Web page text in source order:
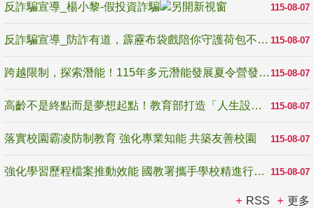
115-08-07
反詐騙宣導_楊小黎-假投資詐騙
115-08-07
反詐騙宣導_防詐有道，霹靂布袋戲陪你守護荷包不受騙
115-08-07
跨越限制，探索潛能！115年多元潛能發展夏令營發掘生命無限可能
115-08-07
高齡不是終點而是夢想起點！教育部打造「人生設計夢工場」 參展第3屆高齡健康產業博覽會
115-08-07
落實校園霸凌防制教育 強化專業知能 共築友善校園
115-08-07
強化學習歷程檔案推動效能 國教署攜手學校精進行政與教學支持
RSS 更多